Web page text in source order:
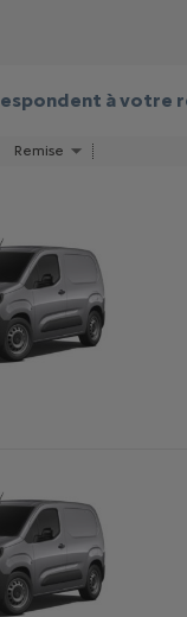
à votre
Remise